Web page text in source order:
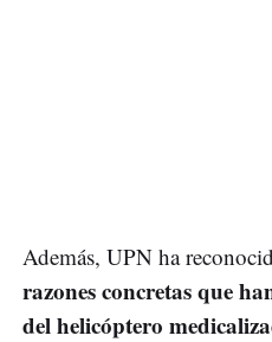
Además, UPN ha
razones concretas que
del helicóptero